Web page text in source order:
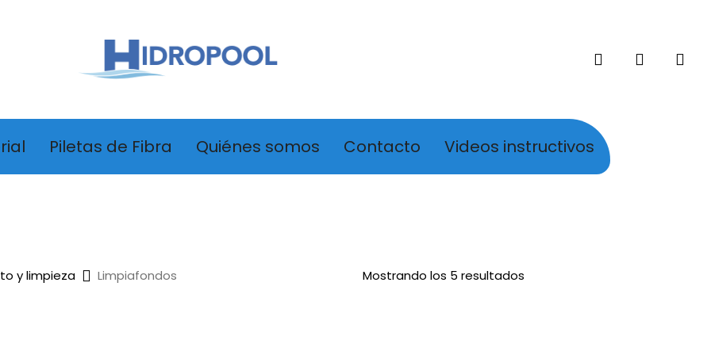
Piletas de Fibra Quiénes somos Contacto Videos instructivos
Mostrando los 5 resultados
y limpieza Limpiafondos